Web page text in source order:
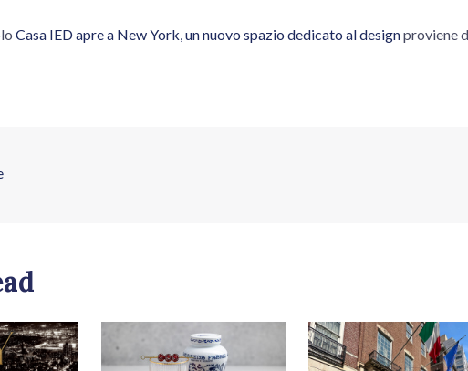
Casa IED apre a New York, un nuovo spazio dedicato al designproviene